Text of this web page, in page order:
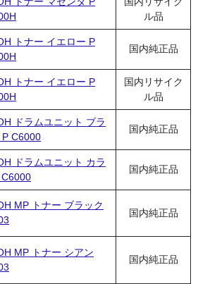
ル品
トナー イエロー P
国内純正品
トナー イエロー P
国内リサイク
ル品
ドラムユニット ブラ
P C6000
国内純正品
ドラムユニット カラ
国内純正品
MP トナー ブラック
国内純正品
MP トナー シアン
国内純正品